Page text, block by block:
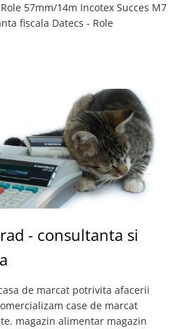
57mm/14m Incotex Succes M7
fiscala Datecs - Role
- consultanta si
de marcat potrivita afacerii
case de marcat
magazin alimentar magazin